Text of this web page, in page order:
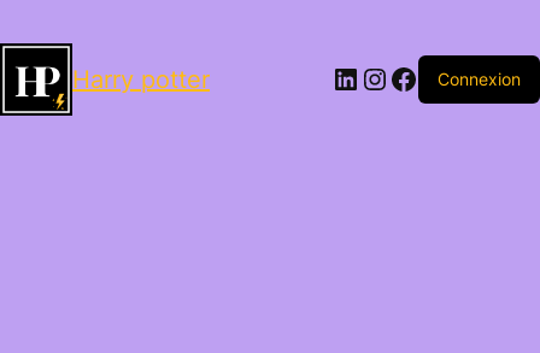
Harry potter LinkedIn
Instagram
Facebook
Connexion